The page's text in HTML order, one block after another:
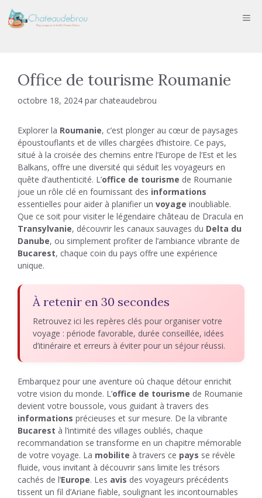
au
contenu
Office de tourisme Roumanie
octobre 18, 2024 par chateaudebrou
Explorer la Roumanie, c’est plonger au cœur de paysages
époustouflants et de villes chargées d’histoire. Ce pays,
situé à la croisée des chemins entre l’Europe de l’Est et les
Balkans, offre une diversité qui séduit les voyageurs en
quête d’authenticité. L’office de tourisme de Roumanie
joue un rôle clé en fournissant des informations
essentielles pour aider à planifier un voyage inoubliable.
Que ce soit pour visiter le légendaire château de Dracula en
Transylvanie, découvrir les canaux sauvages du Delta du
Danube, ou simplement profiter de l’ambiance vibrante de
Bucarest, chaque coin du pays offre une expérience
unique.
À retenir en 30 secondes
Retrouvez ici les repères clés pour organiser votre
voyage : période favorable, durée conseillée, idées
d’itinéraire et erreurs à éviter pour un séjour réussi.
Embarquez pour une aventure où chaque détour enrichit
votre vision du monde. L’office de tourisme de Roumanie
devient votre boussole, vous guidant à travers des
informations précieuses et sur mesure. De la vibrante
Bucarest à l’intimité des villages oubliés, chaque
recommandation se transforme en un chapitre mémorable
de votre voyage. La mobilite à travers ce pays se révèle
fluide, vous invitant à découvrir sans limite les trésors
cachés de l’Europe. Les avis des voyageurs précédents
tissent un fil d’Ariane fiable, soulignant les incontournables